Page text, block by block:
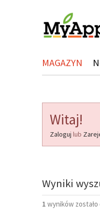
MAGAZYN
Witaj!
Zaloguj lub
Wyniki
1 wyników